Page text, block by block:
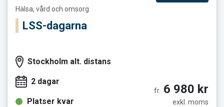
Hälsa, vård och omsorg
LSS-dagarna
Stockholm alt. distans
2 dagar
Platser kvar
fr. 6 980 kr
exkl. moms